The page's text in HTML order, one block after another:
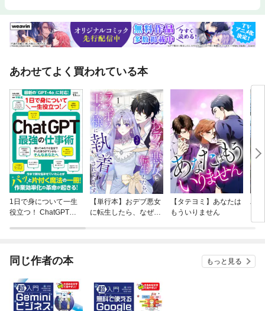
あわせてよく買われている本
1日で身について一生
役立つ！ ChatGPT最
【単行本】おデブ悪女
に転生したら、なぜか
【タテヨミ】あなたは
もういりません
バ
今
同じ作者の本 もっと見る